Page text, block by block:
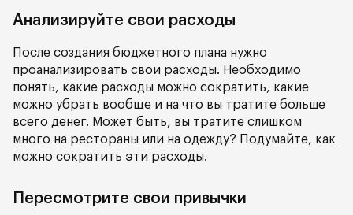
Анализируйте свои расходы
После создания бюджетного плана нужно
проанализировать свои расходы. Необходимо
понять, какие расходы можно сократить, какие
можно убрать вообще и на что вы тратите больше
всего денег. Может быть, вы тратите слишком
много на рестораны или на одежду? Подумайте, как
можно сократить эти расходы.
Пересмотрите свои привычки